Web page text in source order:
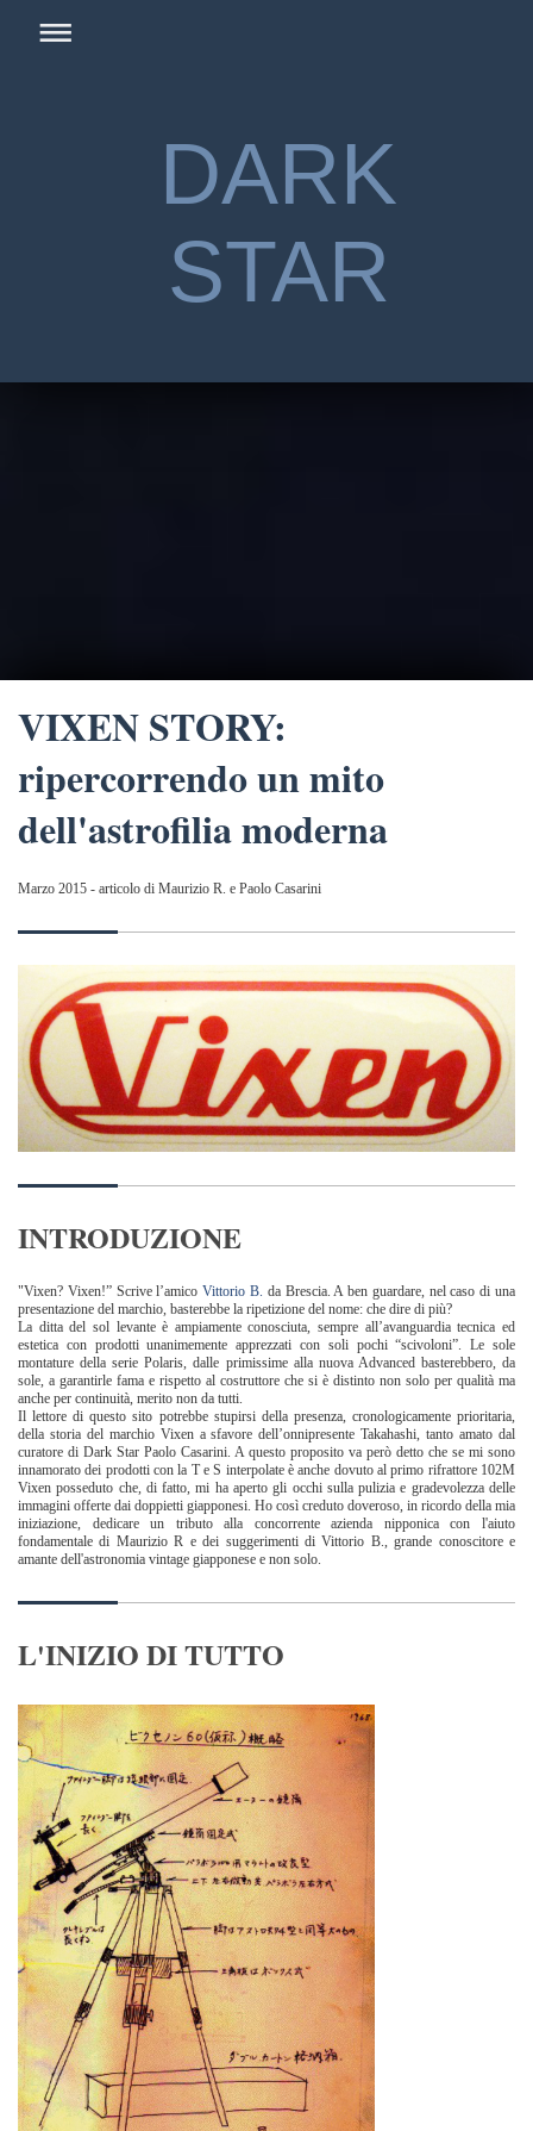
DARK
STAR
VIXEN STORY:
ripercorrendo un mito
dell'astrofilia moderna
Marzo 2015 - articolo di Maurizio R. e Paolo Casarini
INTRODUZIONE
"Vixen? Vixen!” Scrive l’amico Vittorio B. da Brescia. A ben guardare, nel caso di una
presentazione del marchio, basterebbe la ripetizione del nome: che dire di più?
La ditta del sol levante è ampiamente conosciuta, sempre all’avanguardia tecnica ed
estetica con prodotti unanimemente apprezzati con soli pochi “scivoloni”. Le sole
montature della serie Polaris, dalle primissime alla nuova Advanced basterebbero, da
sole, a garantirle fama e rispetto al costruttore che si è distinto non solo per qualità ma
anche per continuità, merito non da tutti.
Il lettore di questo sito potrebbe stupirsi della presenza, cronologicamente prioritaria,
della storia del marchio Vixen a sfavore dell’onnipresente Takahashi, tanto amato dal
curatore di Dark Star Paolo Casarini. A questo proposito va però detto che se mi sono
innamorato dei prodotti con la T e S interpolate è anche dovuto al primo rifrattore 102M
Vixen posseduto che, di fatto, mi ha aperto gli occhi sulla pulizia e gradevolezza delle
immagini offerte dai doppietti giapponesi. Ho così creduto doveroso, in ricordo della mia
iniziazione, dedicare un tributo alla concorrente azienda nipponica con l'aiuto
fondamentale di Maurizio R e dei suggerimenti di Vittorio B., grande conoscitore e
amante dell'astronomia vintage giapponese e non solo.
L'INIZIO DI TUTTO